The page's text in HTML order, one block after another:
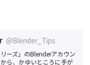
@Blender_Tips
ーズ」のBlenderアカウン
ら、かゆいところに手が